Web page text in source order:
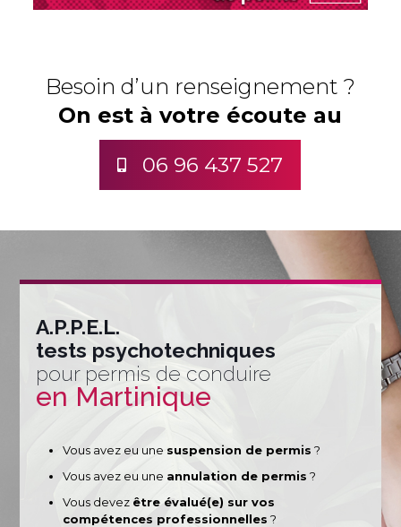
Besoin d’un renseignement ?
On est à votre écoute au
06 96 437 527
A.P.P.E.L.
tests psychotechniques
pour permis de conduire
en Martinique
Vous avez eu une suspension de permis ?
Vous avez eu une annulation de permis ?
Vous devez être évalué(e) sur vos
compétences professionnelles ?